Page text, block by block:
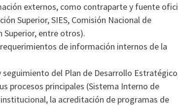
externos, como contraparte y fuente
Superior, SIES, Comisión Nacional de
Superior, entre otros).
de información internos de la
del Plan de Desarrollo
procesos principales (Sistema Interno de
la acreditación de programas de